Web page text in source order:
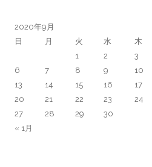
2020年9月
日
月 火 水 木
« 1月
1 2 3
6
7 8 9 10
13
14 15 16 17
20
21 22 23 24
27
28 29 30